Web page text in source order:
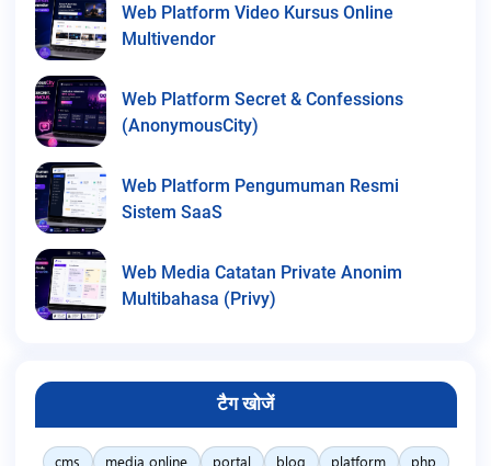
Web Platform Video Kursus Online
Multivendor
Web Platform Secret & Confessions
(AnonymousCity)
Web Platform Pengumuman Resmi
Sistem SaaS
Web Media Catatan Private Anonim
Multibahasa (Privy)
टैग खोजें
cms media online portal blog platform
php